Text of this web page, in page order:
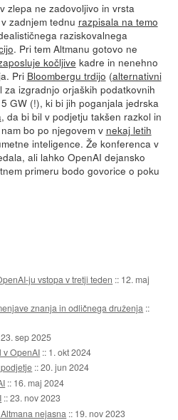
zlepa ne zadovoljivo in vrsta
zadnjem tednu razpisala na temo
raziskovalnega
. Pri tem Altmanu gotovo ne
kočljive kadre in nenehno
Pri Bloombergu trdijo (alternativni
izgradnjo orjaških podatkovnih
GW (!), ki bi jih poganjala jedrska
, da bi bil v podjetju takšen razkol in
bo po njegovem v nekaj letih
inteligence. Že konferenca v
ali lahko OpenAI dejansko
primeru bodo govorice o poku
ju vstopa v tretji teden :: 12. maj
znanja in odličnega druženja ::
23. sep 2025
v OpenAI :: 1. okt 2024
::20. jun 2024
:: 16. maj 2024
::23. nov 2023
nejasna :: 19. nov 2023